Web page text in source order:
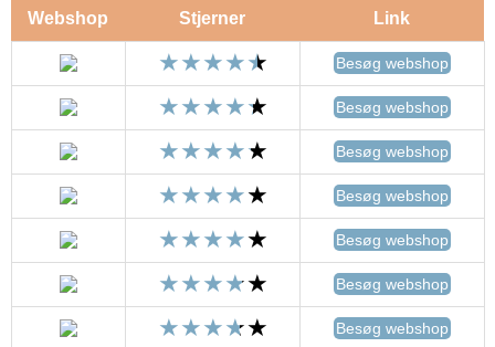
Webshop Stjerner Link
Besøg webshop
Besøg webshop
Besøg webshop
Besøg webshop
Besøg webshop
Besøg webshop
Besøg webshop